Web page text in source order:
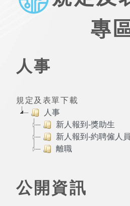
專
人事
規定及表單下載
人事
新人報到-獎助生
新人報到-約聘僱人員
離職
公開資訊